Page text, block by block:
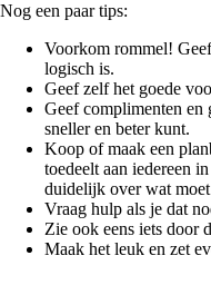
Nog een paar tips:
Voorkom rommel!
logisch is.
Geef zelf het goede
Geef complimenten en
sneller en beter kunt.
Koop of maak een
toedeelt aan iedereen
duidelijk over wat moet
Vraag hulp als je dat
Zie ook eens iets door
Maak het leuk en zet